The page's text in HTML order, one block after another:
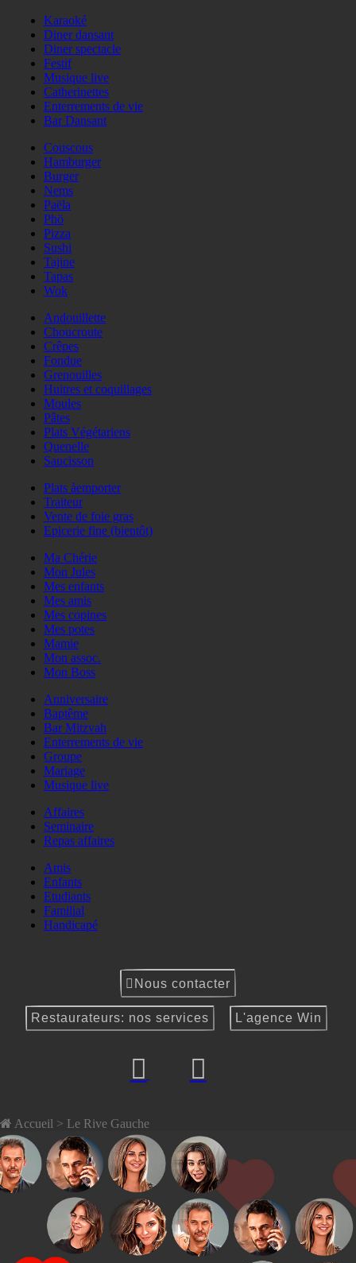
Karaoké
Diner dansant
Diner spectacle
Festif
Musique live
Catherinettes
Enterrements de vie
Bar Dansant
Couscous
Hamburger
Burger
Nems
Paëla
Phö
Pizza
Sushi
Tajine
Tapas
Wok
Andouillette
Choucroute
Crêpes
Fondue
Grenouilles
Huitres et coquillages
Moules
Pâtes
Plats Végétariens
Quenelle
Saucisson
Plats àemporter
Traiteur
Vente de foie gras
Epicerie fine (bientôt)
Ma Chérie
Mon Jules
Mes enfants
Mes amis
Mes copines
Mes potes
Mamie
Mon assoc.
Mon Boss
Anniversaire
Baptême
Bar Mitzvah
Enterrements de vie
Groupe
Mariage
Musique live
Affaires
Seminaire
Repas affaires
Amis
Enfants
Etudiants
Familial
Handicapé
Nous contacter
Restaurateurs: nos services L'agence Win
Accueil > Le Rive Gauche